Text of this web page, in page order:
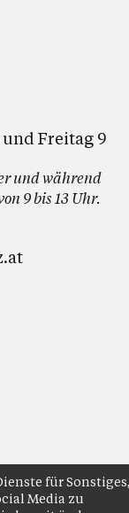
und Freitag 9
und während
9 bis 13 Uhr.
für
Media zu